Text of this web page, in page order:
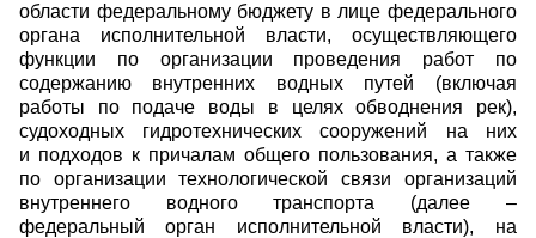
области федеральному бюджету в лице федерального
органа исполнительной власти, осуществляющего
функции по организации проведения работ по
содержанию внутренних водных путей (включая
работы по подаче воды в целях обводнения рек),
судоходных гидротехнических сооружений на них
и подходов к причалам общего пользования, а также
по организации технологической связи организаций
внутреннего водного транспорта (далее –
федеральный орган исполнительной власти), на